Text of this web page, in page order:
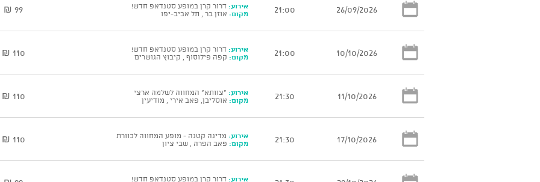
26/09/2026
21:00 אירוע: דרור קרן במופע סטנדאפ חדש!
מקום: אוזן בר , תל אביב-יפו 99 ₪
10/10/2026
21:00 אירוע: דרור קרן במופע סטנדאפ חדש!
מקום: קפה פילוסוף , קיבוץ הגושרים 110 ₪
11/10/2026
21:30 אירוע: "צוותא" המחווה לשלמה ארצי
מקום: אוסליבן, פאב אירי , מודיעין 110 ₪
17/10/2026
21:30 אירוע: מדינה קטנה - מופע המחווה לכוורת
מקום: פאב הפרה , שבי ציון 110 ₪
אירוע: דרור קרן במופע סטנדאפ חדש!